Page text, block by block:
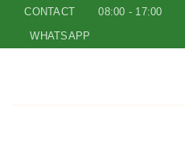
Skip
content
CONTACT 08:00 - 17:00
WHATSAPP